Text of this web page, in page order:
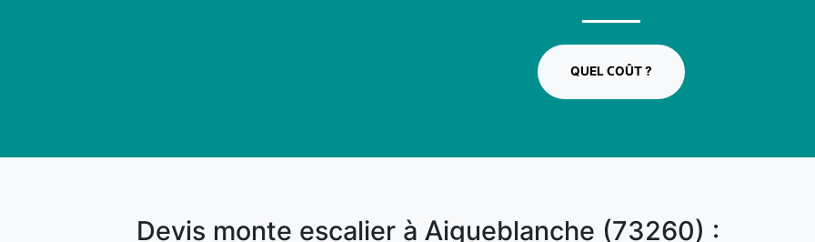
QUEL COÛT ?
Devis monte escalier à Aigueblanche (73260) :